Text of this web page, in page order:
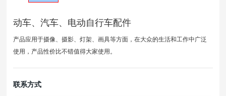
动车、汽车、电动自行车配件
产品应用于摄像、摄影、灯架、画具等方面，在大众的生活和工作中广泛
使用，产品性价比不错值得大家使用。
联系方式